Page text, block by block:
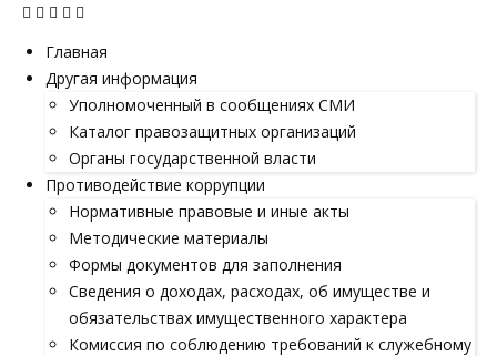
Главная
Другая информация
Уполномоченный в сообщениях СМИ
Каталог правозащитных организаций
Органы государственной власти
Противодействие коррупции
Нормативные правовые и иные акты
Методические материалы
Формы документов для заполнения
Сведения о доходах, расходах, об имуществе и
обязательствах имущественного характера
Комиссия по соблюдению требований к служебному